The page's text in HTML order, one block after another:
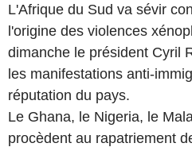
L'Afrique du Sud va sévir
l'origine des violences
dimanche le président Cyril
les manifestations anti-
réputation du pays.
Le Ghana, le Nigeria, le
procèdent au rapatriement